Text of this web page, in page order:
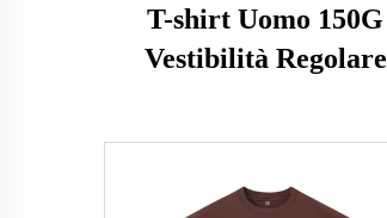
T-shirt Uomo 150G
Vestibilità Regolare